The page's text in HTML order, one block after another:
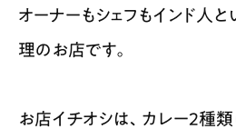
オーナーもシェフもインド人
理のお店です。
お店イチオシは、カレー2種